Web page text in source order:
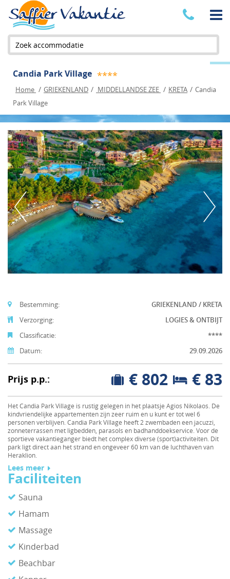
Zoek accommodatie
Candia Park Village ****
Home / GRIEKENLAND / MIDDELLANDSE ZEE / KRETA / Candia
Park Village
Bestemming:
GRIEKENLAND / KRETA
Verzorging:
LOGIES & ONTBIJT
Classificatie:
****
Datum:
29.09.2026
Prijs p.p.: € 83
€ 802
Het Candia Park Village is rustig gelegen in het plaatsje Agios Nikolaos. De
kindvriendelijke appartementen zijn zeer ruim en u kunt er tot wel 6
personen verblijven. Candia Park Village heeft 2 zwembaden een jacuzzi,
zonneterrassen met ligbedden, parasols en badhanddoekservice. Voor de
sportieve vakantieganger biedt het complex diverse (sport)activiteiten. Dit
park ligt direct aan het strand en ongeveer 60 km van de luchthaven van
Heraklion.
Lees meer
Faciliteiten
Sauna
Hamam
Massage
Kinderbad
Beachbar